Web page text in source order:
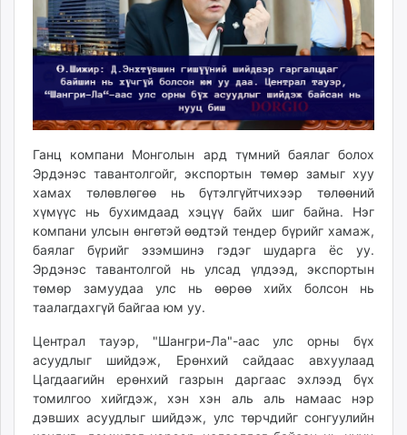
shudarga.mn
shuurhai.mn
unuudur.mn
isee.mn
mglradio.com
fact.mn
itoim.mn
tumen.mn
shuum.mn
times.mn
tvmongolia.mn
mass.mn
unegui.mn
assa.mn
tac.mn
paparazzi.mn
unread.today
Ганц компани Монголын ард түмний баялаг болох
Эрдэнэс тавантолгойг, экспортын төмөр замыг хуу
хамах төлөвлөгөө нь бүтэлгүйтчихээр төлөөний
хүмүүс нь бухимдаад хэцүү байх шиг байна. Нэг
компани улсын өнгөтэй өөдтэй тендер бүрийг хамаж,
баялаг бүрийг эзэмшинэ гэдэг шударга ёс уу.
Эрдэнэс тавантолгой нь улсад үлдээд, экспортын
төмөр замуудаа улс нь өөрөө хийх болсон нь
таалагдахгүй байгаа юм уу.
Централ тауэр, "Шангри-Ла"-аас улс орны бүх
асуудлыг шийдэж, Ерөнхий сайдаас авхуулаад
Цагдаагийн ерөнхий газрын даргаас эхлээд бүх
томилгоо хийгдэж, хэн хэн аль аль намаас нэр
дэвших асуудлыг шийдэж, улс төрчдийг сонгуулийн